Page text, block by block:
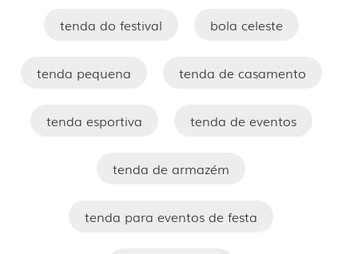
tenda do festival bola celeste
tenda pequena tenda de casamento
tenda esportiva tenda de eventos
tenda de armazém
tenda para eventos de festa